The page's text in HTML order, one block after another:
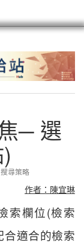
聯繫
─ 選
搜尋策略
作者：陳宜琳
索欄位(檢索
適合的檢索